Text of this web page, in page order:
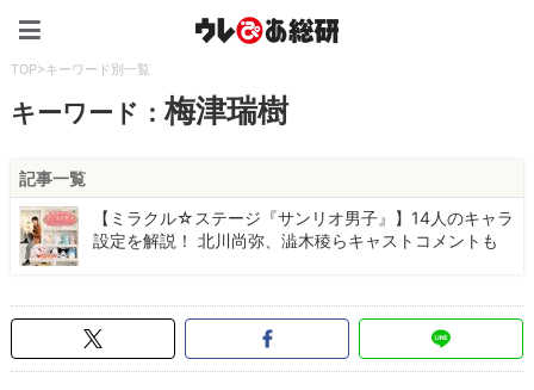
TOP>キーワード別一覧
キーワード：梅津瑞樹
記事一覧
【ミラクル☆ステージ『サンリオ男子』】14人のキャラ
設定を解説！ 北川尚弥、澁木稜らキャストコメントも